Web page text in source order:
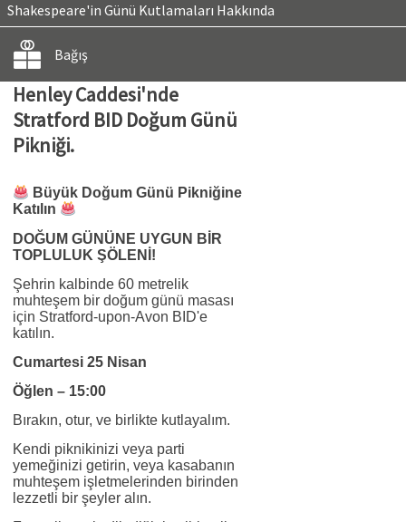
Shakespeare'in Günü Kutlamaları Hakkında
Bağış
Henley Caddesi'nde
Stratford BID Doğum Günü
Pikniği.
Büyük Doğum Günü Pikniğine
Katılın
DOĞUM GÜNÜNE UYGUN BİR
TOPLULUK ŞÖLENİ!
Şehrin kalbinde 60 metrelik
muhteşem bir doğum günü masası
için Stratford-upon-Avon BID'e
katılın.
Cumartesi 25 Nisan
Öğlen – 15:00
Bırakın, otur, ve birlikte kutlayalım.
Kendi piknikinizi veya parti
yemeğinizi getirin, veya kasabanın
muhteşem işletmelerinden birinden
lezzetli bir şeyler alın.